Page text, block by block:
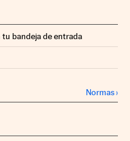
bandeja de entrada
en Twitter
Normas›